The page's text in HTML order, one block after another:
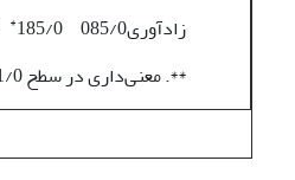
زادآوری085/0
185/0
*
**. معنی‌داری در سطح 01/0، *. معنی‌داری در سطح 05/0، و.م. ظاهری: وزن مخصوص ظاهری